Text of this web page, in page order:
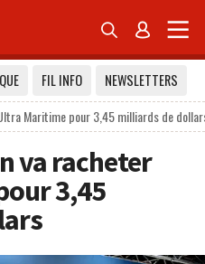
 
FIL INFO
NEWSLETTERS
Maritime pour 3,45 milliards de
va racheter
3,45